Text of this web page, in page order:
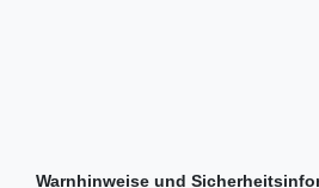
Warnhinweise und